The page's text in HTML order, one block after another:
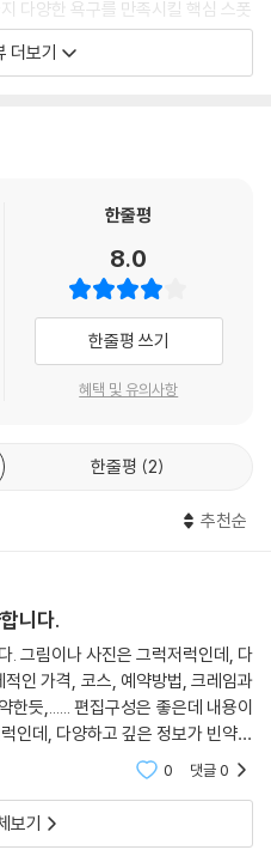
다양한 욕구를 만족시킬 핵심 스폿
가로수길, 타오디엔과 호치민의 작
상을 만끽할 수 있는 특별한 스폿을
행지 4곳
그만! 『리얼 호치민』은 취향에
여행지 네 곳을 소개한다. 에메랄
무이네, 감각적인 고산 마을 달랏,
베트남 최대 여행 카페인 ‘베나자’,
에 수많은 후기가 올라올 만큼 인기
으로 알차게 담았다. 취향에 따라
항공 등 한국인이 가장 많이 이용
선의 선택지를 참고하면 된다. 또,
마다 효율적인 교통수단과 최적의
트남 남부에서 꿈꾸던 여행을 완
스 & 테마 정보
호치민. 완벽한 여행을 위해서는 여
서 『리얼 호치민』은 바쁘게 돌아
싶은 여행자 모두 만족시킬 다양한
각 동반자와 함께할 수 있는 추천
포토 스폿, 고급 레스토랑, 커피와
더보기
한줄평
8.0
한줄평 쓰기
혜택 및 유의사항
한줄평 2
추천순
니다.
다
니다. 구체적인 가격, 코스, 예약방법, 크레임과 대처방안 등...... 실속
0 댓글0
보기